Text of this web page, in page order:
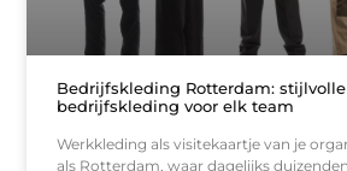
Bedrijfskleding Rotterdam:
bedrijfskleding voor elk team
Werkkleding als visitekaartje van je
als Rotterdam, waar dagelijks